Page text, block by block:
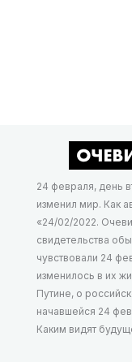
24 февраля, день
изменил мир. Как
«24/02/2022.
свидетельства
чувствовали 24
изменилось в их
Путине, о
начавшейся 24
Каким видят